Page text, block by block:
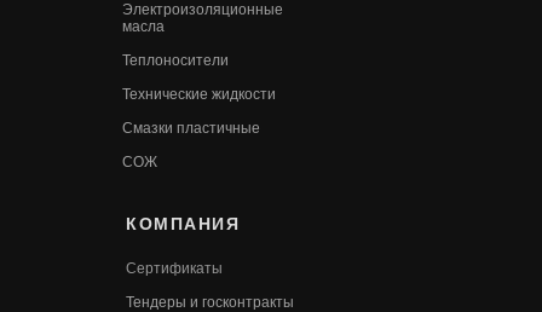
КОМПАНИЯ
Электроизоляционные
масла
Теплоносители
Технические жидкости
Смазки пластичные
СОЖ
Сертификаты
Тендеры и госконтракты